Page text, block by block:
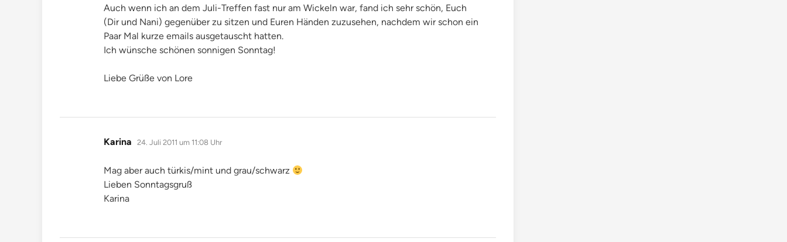
Auch wenn ich an dem Juli-Treffen fast nur am Wickeln war, fand ich sehr schön, Euch
(Dir und Nani) gegenüber zu sitzen und Euren Händen zuzusehen, nachdem wir schon ein
Paar Mal kurze emails ausgetauscht hatten.
Ich wünsche schönen sonnigen Sonntag!
Liebe Grüße von Lore
Karina sagt:
24. Juli 2011 um 11:08 Uhr
Mag aber auch türkis/mint und grau/schwarz
Lieben Sonntagsgruß
Karina